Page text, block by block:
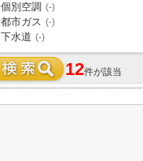
個別空調 (-)
都市ガス (-)
下水道 (-)
12件が該当